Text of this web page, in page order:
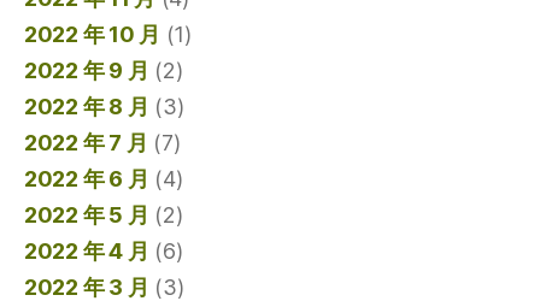
2022 年 10 月 (1)
2022 年 9 月 (2)
2022 年 8 月 (3)
2022 年 7 月 (7)
2022 年 6 月 (4)
2022 年 5 月 (2)
2022 年 4 月 (6)
2022 年 3 月 (3)